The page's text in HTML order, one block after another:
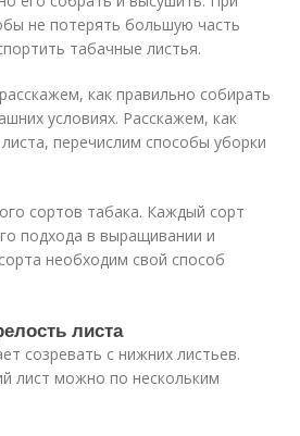
не потерять большую часть
табачные листья.
как правильно собирать
условиях. Расскажем, как
перечислим способы уборки
сортов табака. Каждый сорт
подхода в выращивании и
необходим свой способ
листа
созревать с нижних листьев.
лист можно по нескольким